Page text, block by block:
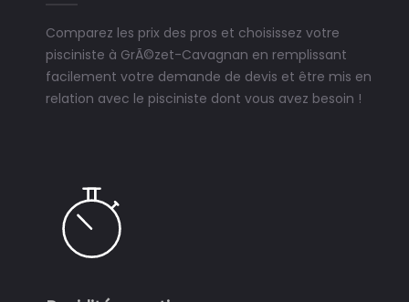
Comparez les prix des pros et choisissez votre
pisciniste à GrÃ©zet-Cavagnan en remplissant
facilement votre demande de devis et être mis en
relation avec le pisciniste dont vous avez besoin !